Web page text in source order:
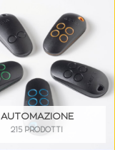
AUTOMAZIONE
215 PRODOTTI